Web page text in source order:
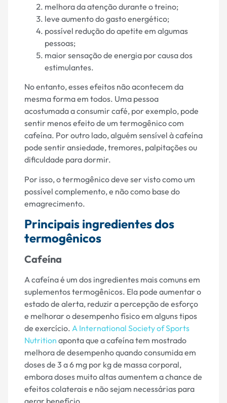
melhora da atenção durante o treino;
leve aumento do gasto energético;
possível redução do apetite em algumas
pessoas;
maior sensação de energia por causa dos
estimulantes.
No entanto, esses efeitos não acontecem da
mesma forma em todos. Uma pessoa
acostumada a consumir café, por exemplo, pode
sentir menos efeito de um termogênico com
cafeína. Por outro lado, alguém sensível à cafeína
pode sentir ansiedade, tremores, palpitações ou
dificuldade para dormir.
Por isso, o termogênico deve ser visto como um
possível complemento, e não como base do
emagrecimento.
Principais ingredientes dos
termogênicos
Cafeína
A cafeína é um dos ingredientes mais comuns em
suplementos termogênicos. Ela pode aumentar o
estado de alerta, reduzir a percepção de esforço
e melhorar o desempenho físico em alguns tipos
de exercício. A International Society of Sports
Nutrition aponta que a cafeína tem mostrado
melhora de desempenho quando consumida em
doses de 3 a 6 mg por kg de massa corporal,
embora doses muito altas aumentem a chance de
efeitos colaterais e não sejam necessárias para